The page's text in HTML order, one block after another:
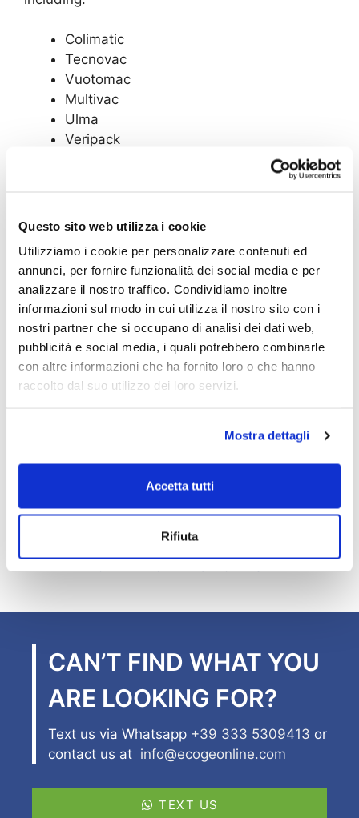
Questo sito web utilizza i cookie
Utilizziamo i cookie per personalizzare contenuti ed
annunci, per fornire funzionalità dei social media e per
analizzare il nostro traffico. Condividiamo inoltre
informazioni sul modo in cui utilizza il nostro sito con i
nostri partner che si occupano di analisi dei dati web,
pubblicità e social media, i quali potrebbero combinarle
con altre informazioni che ha fornito loro o che hanno
raccolto dal suo utilizzo dei loro servizi.
Mostra dettagli
Accetta tutti
Rifiuta
Colimatic
Tecnovac
Vuotomac
Multivac
Ulma
Veripack
We also produce Europunches with dimensions
RELATED PRODUCTS
CIRCULAR PUNCHES
AIR-GAS PUNCHES
CAN’T FIND WHAT YOU
ARE LOOKING FOR?
Text us via Whatsapp +39 333 5309413 or
contact us at info@ecogeonline.com
TEXT US